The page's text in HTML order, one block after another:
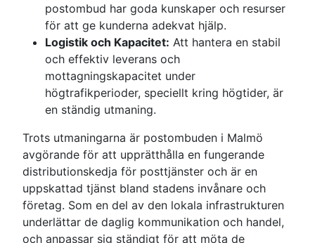
postombud har goda kunskaper och resurser
för att ge kunderna adekvat hjälp.
Logistik och Kapacitet: Att hantera en stabil
och effektiv leverans och
mottagningskapacitet under
högtrafikperioder, speciellt kring högtider, är
en ständig utmaning.
Trots utmaningarna är postombuden i Malmö
avgörande för att upprätthålla en fungerande
distributionskedja för posttjänster och är en
uppskattad tjänst bland stadens invånare och
företag. Som en del av den lokala infrastrukturen
underlättar de daglig kommunikation och handel,
och anpassar sig ständigt för att möta de